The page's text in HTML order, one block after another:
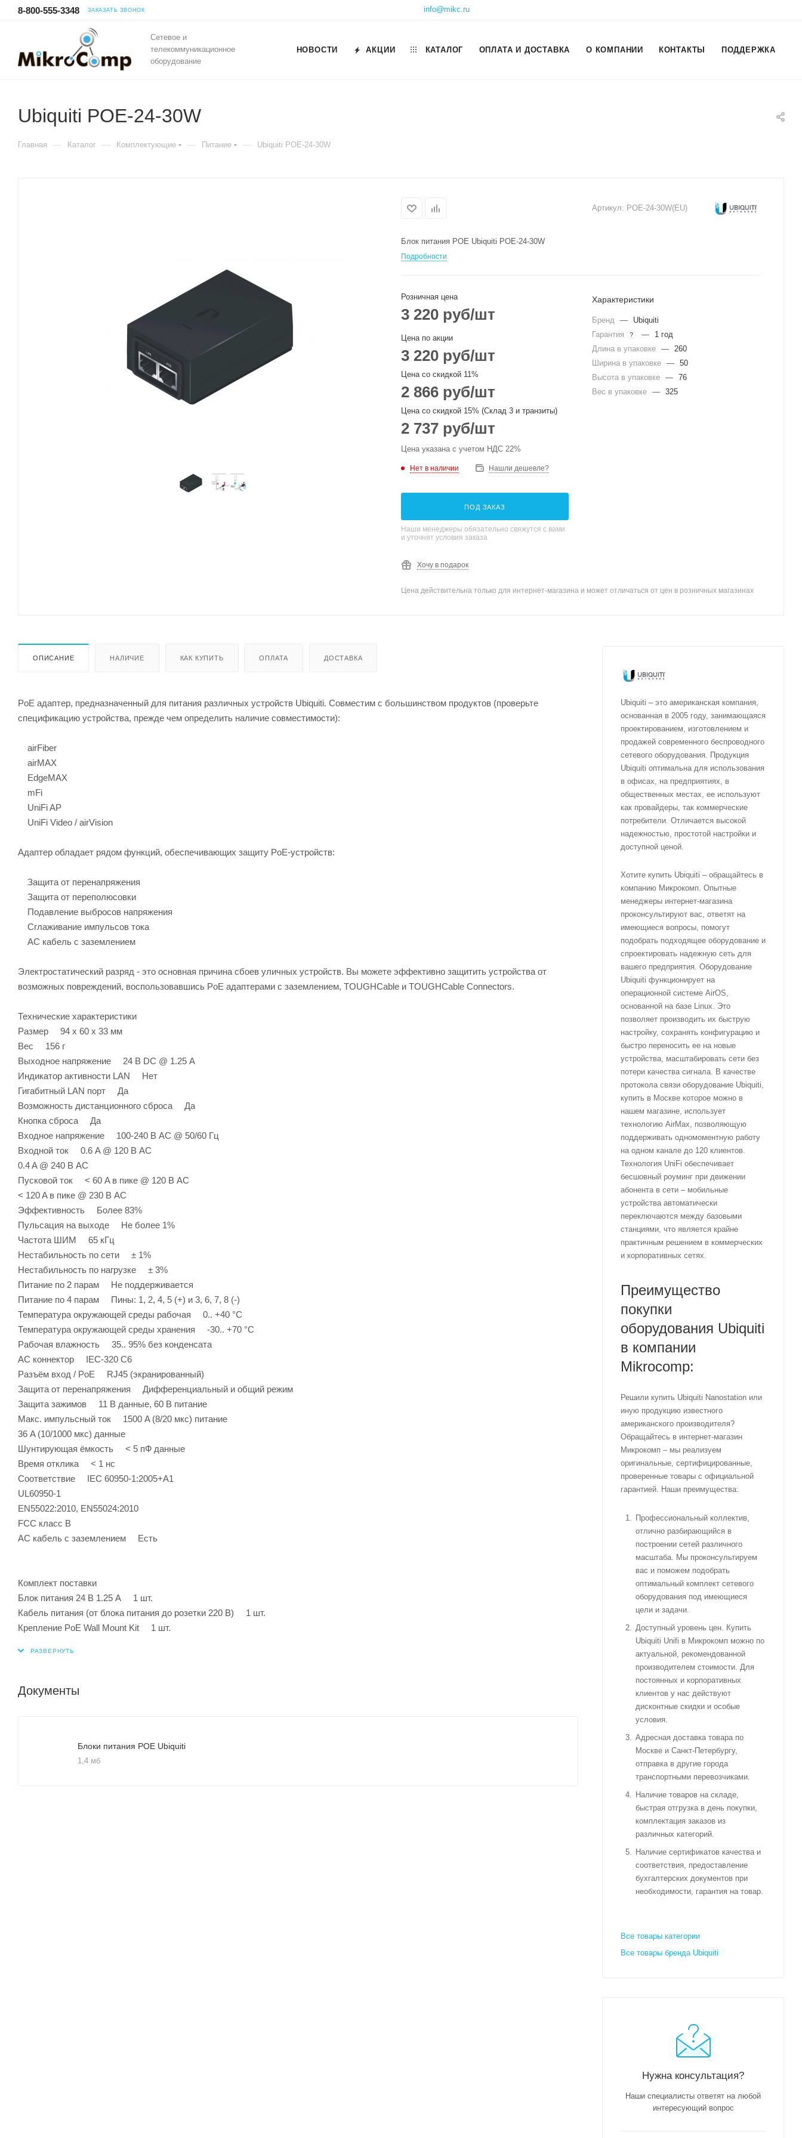
8-800-555-3348 ЗАКАЗАТЬ ЗВОНОК info@mikc.ru
Сетевое и
телекоммуникационное
оборудование
НОВОСТИ АКЦИИ КАТАЛОГ ОПЛАТА И ДОСТАВКА О КОМПАНИИ КОНТАКТЫ ПОДДЕРЖКА
Ubiquiti POE-24-30W
Главная — Каталог — Комплектующие — Питание — Ubiquiti POE-24-30W
Артикул: POE-24-30W(EU)
Блок питания POE Ubiquiti POE-24-30W
Подробности
Розничная цена
3 220 руб/шт
Цена по акции
3 220 руб/шт
Цена со скидкой 11%
2 866 руб/шт
Цена со скидкой 15% (Склад 3 и транзиты)
2 737 руб/шт
Цена указана с учетом НДС 22%
Нет в наличии Нашли дешевле?
ПОД ЗАКАЗ
Наши менеджеры обязательно свяжутся с вами
и уточнят условия заказа
Хочу в подарок
Характеристики
Бренд —
Ubiquiti
Гарантия
? —
1 год
Длина в упаковке — 260
Ширина в упаковке — 50
Высота в упаковке — 76
Вес в упаковке — 325
Цена действительна только для интернет-магазина и может отличаться от цен в розничных магазинах
ОПИСАНИЕ НАЛИЧИЕ КАК КУПИТЬ ОПЛАТА ДОСТАВКА
PoE адаптер, предназначенный для питания различных устройств Ubiquiti. Совместим с большинством продуктов (проверьте
спецификацию устройства, прежде чем определить наличие совместимости):
airFiber
airMAX
EdgeMAX
mFi
UniFi AP
UniFi Video / airVision
Адаптер обладает рядом функций, обеспечивающих защиту PoE-устройств:
Защита от перенапряжения
Защита от переполюсовки
Подавление выбросов напряжения
Сглаживание импульсов тока
AC кабель с заземлением
Электростатический разряд - это основная причина сбоев уличных устройств. Вы можете эффективно защитить устройства от
возможных повреждений, воспользовавшись PoE адаптерами с заземлением, TOUGHCable и TOUGHCable Connectors.
Технические характеристики
Размер 94 х 60 х 33 мм
Вес 156 г
Выходное напряжение 24 В DC @ 1.25 А
Индикатор активности LAN Нет
Гигабитный LAN порт Да
Возможность дистанционного сброса Да
Кнопка сброса Да
Входное напряжение 100-240 В AC @ 50/60 Гц
Входной ток 0.6 A @ 120 В AC
0.4 A @ 240 В AC
Пусковой ток < 60 A в пике @ 120 В AC
< 120 A в пике @ 230 В AC
Эффективность Более 83%
Пульсация на выходе Не более 1%
Частота ШИМ 65 кГц
Нестабильность по сети ± 1%
Нестабильность по нагрузке ± 3%
Питание по 2 парам Не поддерживается
Питание по 4 парам Пины: 1, 2, 4, 5 (+) и 3, 6, 7, 8 (-)
Температура окружающей среды рабочая 0.. +40 °C
Температура окружающей среды хранения -30.. +70 °C
Рабочая влажность 35.. 95% без конденсата
AC коннектор IEC-320 C6
Разъём вход / PoE RJ45 (экранированный)
Защита от перенапряжения Дифференциальный и общий режим
Защита зажимов 11 В данные, 60 В питание
Макс. импульсный ток 1500 A (8/20 мкс) питание
36 A (10/1000 мкс) данные
Шунтирующая ёмкость < 5 пФ данные
Время отклика < 1 нс
Соответствие IEC 60950-1:2005+A1
UL60950-1
EN55022:2010, EN55024:2010
FCC класс B
AC кабель с заземлением Есть
Комплект поставки
Блок питания 24 В 1.25 А 1 шт.
Кабель питания (от блока питания до розетки 220 В) 1 шт.
Крепление PoE Wall Mount Kit 1 шт.
Документы
Блоки питания POE Ubiquiti
1,4 мб
Ubiquiti – это американская компания,
основанная в 2005 году, занимающаяся
проектированием, изготовлением и
продажей современного беспроводного
сетевого оборудования. Продукция
Ubiquiti оптимальна для использования
в офисах, на предприятиях, в
общественных местах, ее используют
как провайдеры, так коммерческие
потребители. Отличается высокой
надежностью, простотой настройки и
доступной ценой.
Хотите купить Ubiquiti – обращайтесь в
компанию Микрокомп. Опытные
менеджеры интернет-магазина
проконсультируют вас, ответят на
имеющиеся вопросы, помогут
подобрать подходящее оборудование и
спроектировать надежную сеть для
вашего предприятия. Оборудование
Ubiquiti функционирует на
операционной системе AirOS,
основанной на базе Linux. Это
позволяет производить их быструю
настройку, сохранять конфигурацию и
быстро переносить ее на новые
устройства, масштабировать сети без
потери качества сигнала. В качестве
протокола связи оборудование Ubiquiti,
купить в Москве которое можно в
нашем магазине, использует
технологию AirMax, позволяющую
поддерживать одномоментную работу
на одном канале до 120 клиентов.
Технология UniFi обеспечивает
бесшовный роуминг при движении
абонента в сети – мобильные
устройства автоматически
переключаются между базовыми
станциями, что является крайне
практичным решением в коммерческих
и корпоративных сетях.
Преимущество
покупки
оборудования Ubiquiti
в компании
Mikrocomp:
Решили купить Ubiquiti Nanostation или
иную продукцию известного
американского производителя?
Обращайтесь в интернет-магазин
Микрокомп – мы реализуем
оригинальные, сертифицированные,
проверенные товары с официальной
гарантией. Наши преимущества:
Профессиональный коллектив,
отлично разбирающийся в
построении сетей различного
масштаба. Мы проконсультируем
вас и поможем подобрать
оптимальный комплект сетевого
оборудования под имеющиеся
цели и задачи.
Доступный уровень цен. Купить
Ubiquiti Unifi в Микрокомп можно по
актуальной, рекомендованной
производителем стоимости. Для
постоянных и корпоративных
клиентов у нас действуют
дисконтные скидки и особые
условия.
Адресная доставка товара по
Москве и Санкт-Петербургу,
отправка в другие города
транспортными перевозчиками.
Наличие товаров на складе,
быстрая отгрузка в день покупки,
комплектация заказов из
различных категорий.
Наличие сертификатов качества и
соответствия, предоставление
бухгалтерских документов при
необходимости, гарантия на товар.
Все товары категории
Все товары бренда Ubiquiti
Нужна консультация?
Наши специалисты ответят на любой
интересующий вопрос